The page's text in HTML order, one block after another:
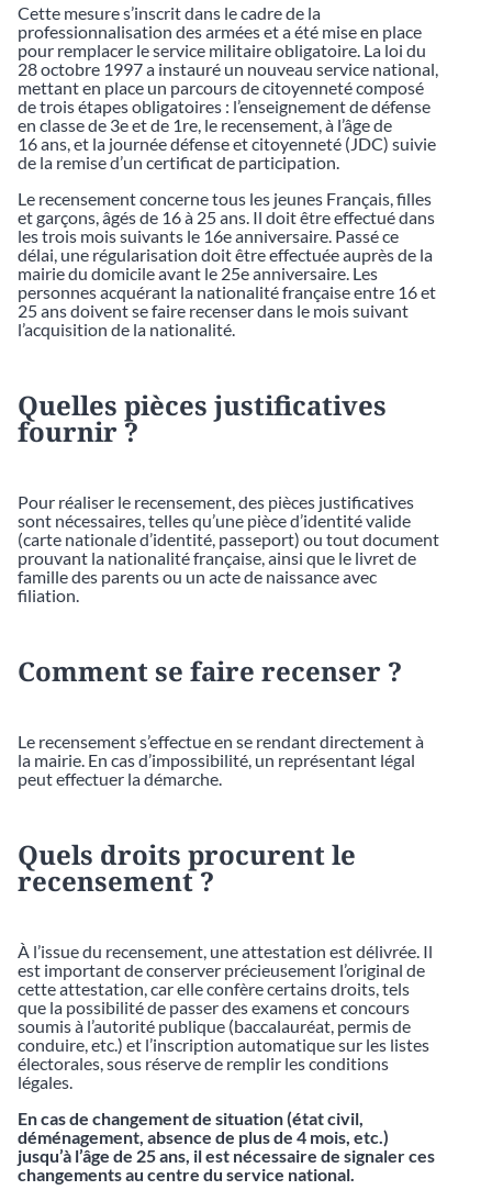
Cette mesure s’inscrit dans le cadre de la
professionnalisation des armées et a été mise en place
pour remplacer le service militaire obligatoire. La loi du
28 octobre 1997 a instauré un nouveau service national,
mettant en place un parcours de citoyenneté composé
de trois étapes obligatoires : l’enseignement de défense
en classe de 3e et de 1re, le recensement, à l’âge de
16 ans, et la journée défense et citoyenneté (JDC) suivie
de la remise d’un certificat de participation.
Le recensement concerne tous les jeunes Français, filles
et garçons, âgés de 16 à 25 ans. Il doit être effectué dans
les trois mois suivants le 16e anniversaire. Passé ce
délai, une régularisation doit être effectuée auprès de la
mairie du domicile avant le 25e anniversaire. Les
personnes acquérant la nationalité française entre 16 et
25 ans doivent se faire recenser dans le mois suivant
l’acquisition de la nationalité.
Quelles pièces justificatives
fournir ?
Pour réaliser le recensement, des pièces justificatives
sont nécessaires, telles qu’une pièce d’identité valide
(carte nationale d’identité, passeport) ou tout document
prouvant la nationalité française, ainsi que le livret de
famille des parents ou un acte de naissance avec
filiation.
Comment se faire recenser ?
Le recensement s’effectue en se rendant directement à
la mairie. En cas d’impossibilité, un représentant légal
peut effectuer la démarche.
Quels droits procurent le
recensement ?
À l’issue du recensement, une attestation est délivrée. Il
est important de conserver précieusement l’original de
cette attestation, car elle confère certains droits, tels
que la possibilité de passer des examens et concours
soumis à l’autorité publique (baccalauréat, permis de
conduire, etc.) et l’inscription automatique sur les listes
électorales, sous réserve de remplir les conditions
légales.
En cas de changement de situation (état civil,
déménagement, absence de plus de 4 mois, etc.)
jusqu’à l’âge de 25 ans, il est nécessaire de signaler ces
changements au centre du service national.